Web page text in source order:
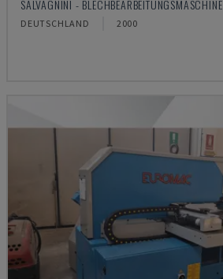
SALVAGNINI - BLECHBEARBEITUNGSMASCHINE
DEUTSCHLAND 2000